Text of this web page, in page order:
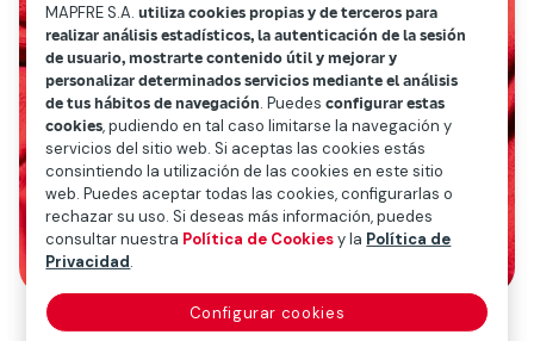
MAPFRE S.A.utiliza cookies propias y de terceros para
realizar análisis estadísticos, la autenticación de la sesión
de usuario, mostrarte contenido útil y mejorar y
personalizar determinados servicios mediante el análisis
de tus hábitos de navegación. Puedesconfigurar estas
cookies, pudiendo en tal caso limitarse la navegación y
servicios del sitio web. Si aceptas las cookies estás
consintiendo la utilización de las cookies en este sitio
web. Puedes aceptar todas las cookies, configurarlas o
rechazar su uso. Si deseas más información, puedes
consultar nuestra Política de Cookiesy la Política de
Privacidad.
Configurar cookies